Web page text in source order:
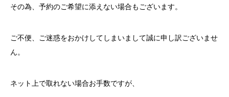
その為、予約のご希望に添えない場合もございます。
ご不便、ご迷惑をおかけしてしまいまして誠に申し訳ございませ
ん。
ネット上で取れない場合お手数ですが、